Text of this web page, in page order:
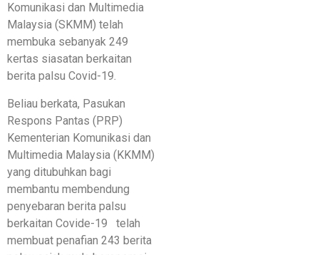
Komunikasi dan Multimedia
Malaysia (SKMM) telah
membuka sebanyak 249
kertas siasatan berkaitan
berita palsu Covid-19.
Beliau berkata, Pasukan
Respons Pantas (PRP)
Kementerian Komunikasi dan
Multimedia Malaysia (KKMM)
yang ditubuhkan bagi
membantu membendung
penyebaran berita palsu
berkaitan Covide-19 telah
membuat penafian 243 berita